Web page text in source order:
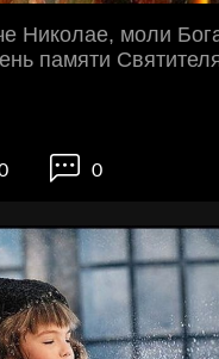
Николае, моли
памяти
0